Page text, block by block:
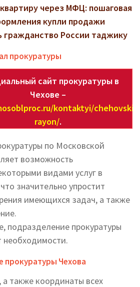
через МФЦ: пошаговая
купли продажи
гражданство России таджику
прокуратуры
сайт прокуратуры в
Чехове –
kontaktyi/
rayon/.
по Московской
возможность
видами услуг в
значительно упростит
имеющихся задач, а также
подразделение прокуратуры
необходимости.
прокуратуры Чехова
а также координаты всех